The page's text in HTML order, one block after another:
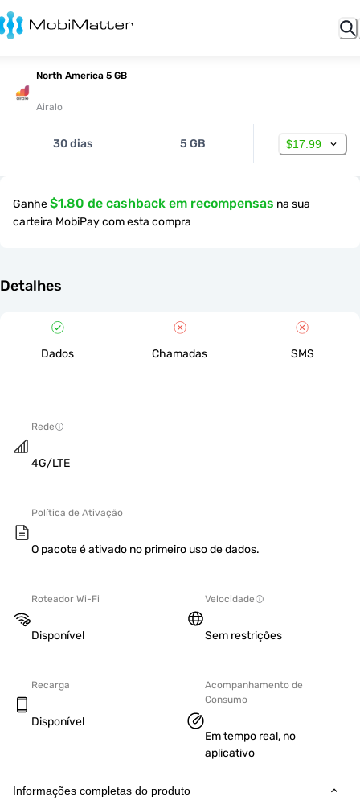
North America 5 GB
Airalo
30 dias 5 GB $17.99
Ganhe$1.80 de cashback em recompensas na sua
carteira MobiPay com esta compra
Detalhes
Dados Chamadas SMS
Rede
4G/LTE
Política de Ativação
O pacote é ativado no primeiro uso de dados.
Roteador Wi-Fi
Disponível
Velocidade
Sem restrições
Recarga
Disponível
Acompanhamento de
Consumo
Em tempo real, no
aplicativo
Informações completas do produto